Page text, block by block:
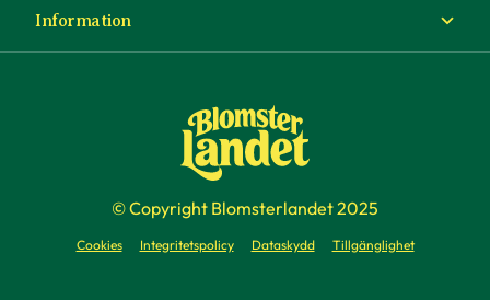
Information
Köp- och leveransvillkor
Företag
© Copyright Blomsterlandet 2025
Cookies Integritetspolicy Dataskydd Tillgänglighet